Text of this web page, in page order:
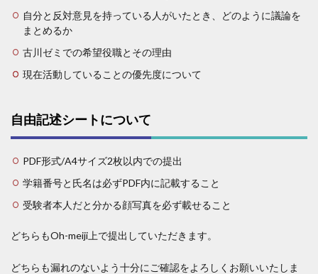
自分と反対意見を持っている人がいたとき、どのように議論を
まとめるか
古川ゼミでの希望役職とその理由
現在活動していることの優先度について
自由記述シートについて
PDF形式/A4サイズ2枚以内での提出
学籍番号と氏名は必ずPDF内に記載すること
受験者本人だと分かる顔写真を必ず載せること
どちらもOh-meiji上で提出していただきます。
どちらも漏れのないよう十分にご確認をよろしくお願いいたしま